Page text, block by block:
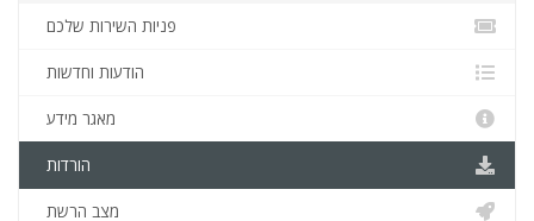
פניות השירות שלכם
הודעות וחדשות
מאגר מידע
הורדות
מצב הרשת